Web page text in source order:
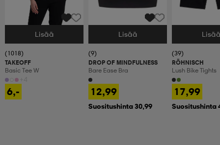
Valitse Koko
Lisää
(1018)
TAKEOFF
Basic Tee W
6,-
Valitse Koko
Lisää
(9)
DROP OF MINDFULNESS
Bare Ease Bra
12,99
Suositushinta 30,99
Valitse Koko
(39)
RÖHNISCH
Lush Bike Tights
17,99
Suositushinta